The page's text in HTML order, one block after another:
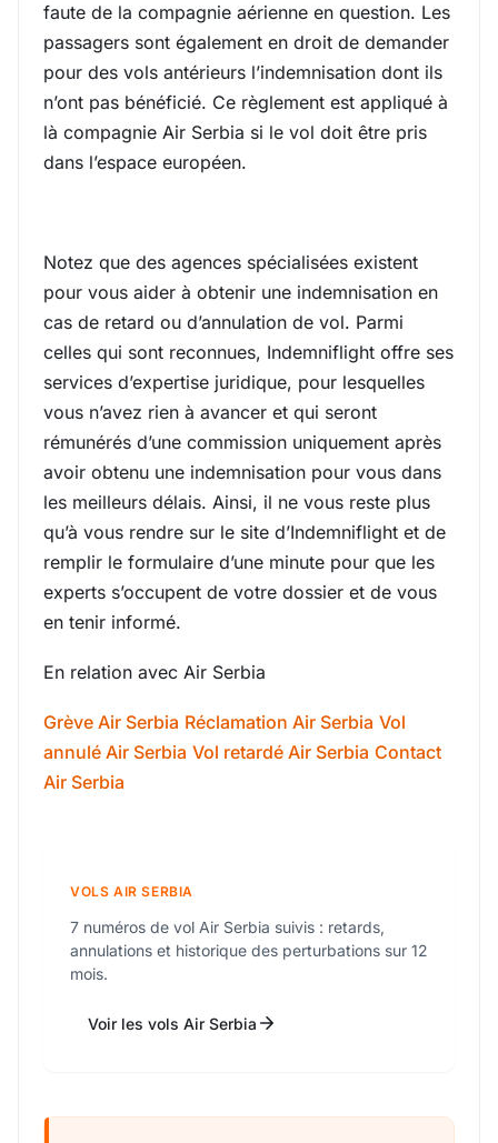
faute de la compagnie aérienne en question. Les
passagers sont également en droit de demander
pour des vols antérieurs l’indemnisation dont ils
n’ont pas bénéficié. Ce règlement est appliqué à
là compagnie Air Serbia si le vol doit être pris
dans l’espace européen.
Notez que des agences spécialisées existent
pour vous aider à obtenir une indemnisation en
cas de retard ou d’annulation de vol. Parmi
celles qui sont reconnues, Indemniflight offre ses
services d’expertise juridique, pour lesquelles
vous n’avez rien à avancer et qui seront
rémunérés d’une commission uniquement après
avoir obtenu une indemnisation pour vous dans
les meilleurs délais. Ainsi, il ne vous reste plus
qu’à vous rendre sur le site d’Indemniflight et de
remplir le formulaire d’une minute pour que les
experts s’occupent de votre dossier et de vous
en tenir informé.
En relation avec Air Serbia
Grève Air Serbia Réclamation Air Serbia Vol
annulé Air Serbia Vol retardé Air Serbia Contact
Air Serbia
VOLS AIR SERBIA
7 numéros de vol Air Serbia suivis : retards,
annulations et historique des perturbations sur 12
mois.
Voir les vols Air Serbia